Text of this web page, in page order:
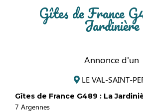
Gîtes de France
Jardinière
Annonce d'un
LE VAL-SAINT-
Gîtes de France G489 : La
7 Argennes